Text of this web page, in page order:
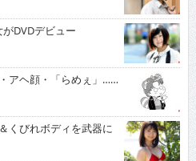
DVDデビュー
アヘ顔・「らめぇ」……
くびれボディを武器に